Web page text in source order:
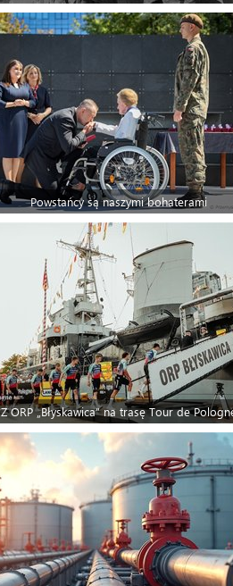
Powstańcy są naszymi bohaterami
Z ORP „Błyskawica” na trasę Tour de